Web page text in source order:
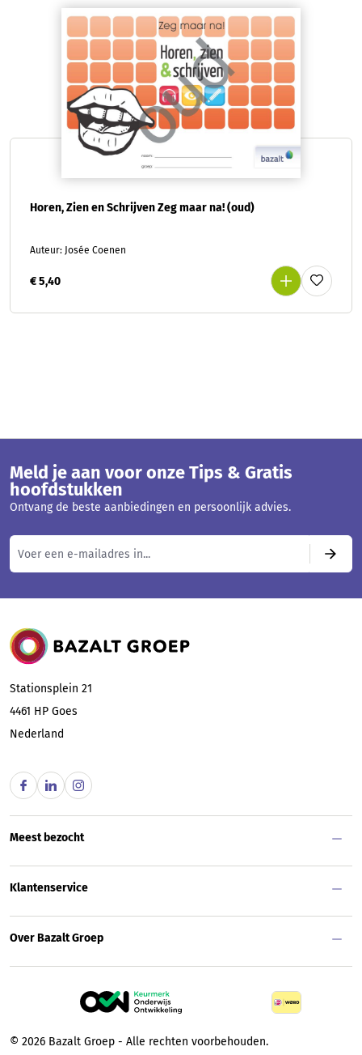
Horen, Zien en Schrijven Zeg maar na! (oud)
Auteur: Josée Coenen
€ 5,40
Meld je aan voor onze Tips & Gratis
hoofdstukken
Ontvang de beste aanbiedingen en persoonlijk advies.
Bazalt Groep
Stationsplein 21
4461 HP Goes
Nederland
Meest bezocht
Klantenservice
Over Bazalt Groep
© 2026 Bazalt Groep - Alle rechten voorbehouden.